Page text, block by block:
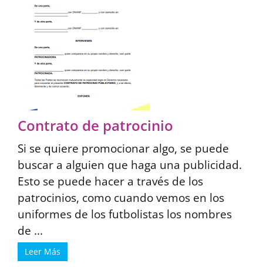
Contrato de patrocinio
Si se quiere promocionar algo, se puede
buscar a alguien que haga una publicidad.
Esto se puede hacer a través de los
patrocinios, como cuando vemos en los
uniformes de los futbolistas los nombres
de ...
Leer Más